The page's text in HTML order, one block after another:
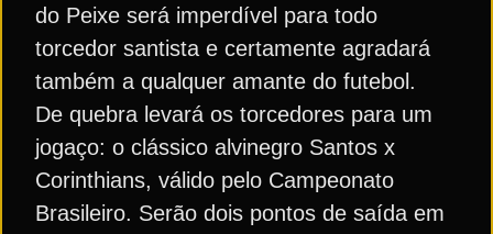
do Peixe será imperdível para todo
torcedor santista e certamente agradará
também a qualquer amante do futebol.
De quebra levará os torcedores para um
jogaço: o clássico alvinegro Santos x
Corinthians, válido pelo Campeonato
Brasileiro. Serão dois pontos de saída em